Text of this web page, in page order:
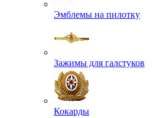
Эмблемы на пилотку
Зажимы для галстуков
Кокарды